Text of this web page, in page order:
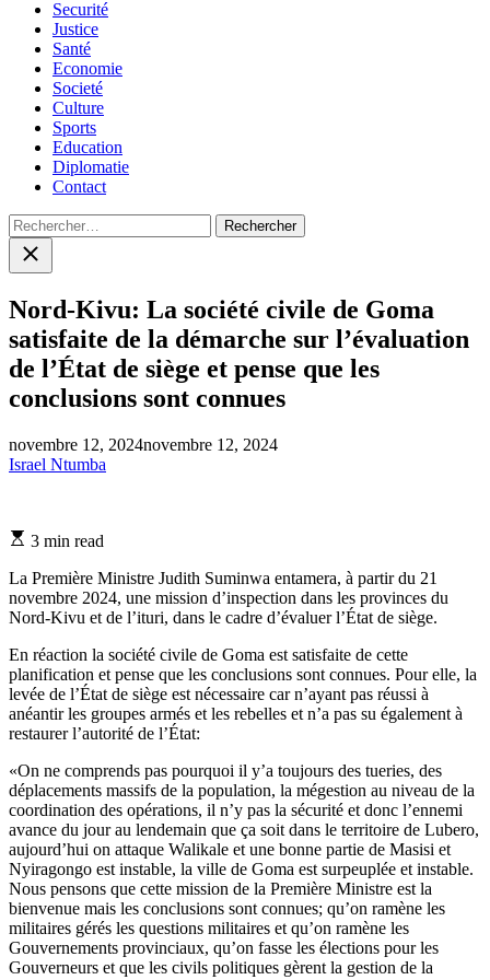
Securité
Justice
Santé
Economie
Societé
Culture
Sports
Education
Diplomatie
Contact
Rechercher :
Close
search
Nord-Kivu: La société civile de Goma
satisfaite de la démarche sur l’évaluation
de l’État de siège et pense que les
conclusions sont connues
novembre 12, 2024novembre 12, 2024
Israel Ntumba
Estimated
time
3 min read
La Première Ministre Judith Suminwa entamera, à partir du 21
novembre 2024, une mission d’inspection dans les provinces du
Nord-Kivu et de l’ituri, dans le cadre d’évaluer l’État de siège.
En réaction la société civile de Goma est satisfaite de cette
planification et pense que les conclusions sont connues. Pour elle, la
levée de l’État de siège est nécessaire car n’ayant pas réussi à
anéantir les groupes armés et les rebelles et n’a pas su également à
restaurer l’autorité de l’État:
«On ne comprends pas pourquoi il y’a toujours des tueries, des
déplacements massifs de la population, la mégestion au niveau de la
coordination des opérations, il n’y pas la sécurité et donc l’ennemi
avance du jour au lendemain que ça soit dans le territoire de Lubero,
aujourd’hui on attaque Walikale et une bonne partie de Masisi et
Nyiragongo est instable, la ville de Goma est surpeuplée et instable.
Nous pensons que cette mission de la Première Ministre est la
bienvenue mais les conclusions sont connues; qu’on ramène les
militaires gérés les questions militaires et qu’on ramène les
Gouvernements provinciaux, qu’on fasse les élections pour les
Gouverneurs et que les civils politiques gèrent la gestion de la